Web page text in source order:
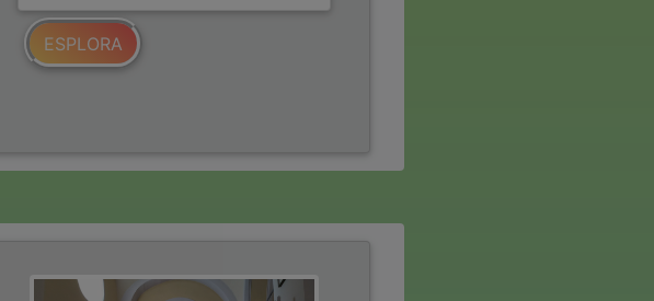
ESPLORA